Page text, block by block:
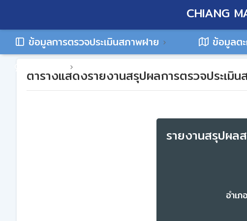
CHIANG
ข้อมูลการตรวจประเมินสภาพฝาย ข้อมูลต
ตารางแสดงรายงานสรุปผลการตรวจประเมิ
รายงานสรุปผล
อำเภอ